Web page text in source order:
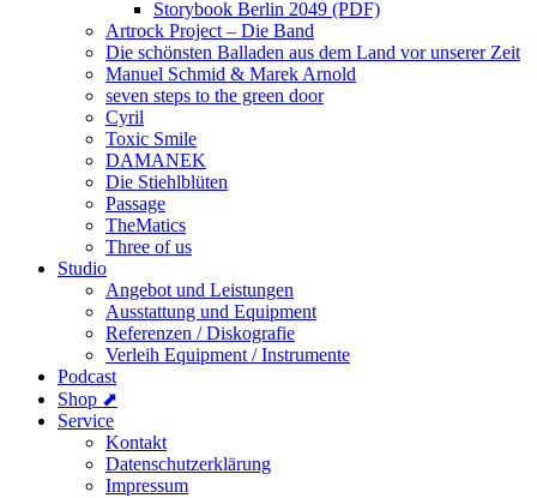
Storybook Berlin 2049 (PDF)
Artrock Project – Die Band
Die schönsten Balladen aus dem Land vor unserer Zeit
Manuel Schmid & Marek Arnold
seven steps to the green door
Cyril
Toxic Smile
DAMANEK
Die Stiehlblüten
Passage
TheMatics
Three of us
Studio
Angebot und Leistungen
Ausstattung und Equipment
Referenzen / Diskografie
Verleih Equipment / Instrumente
Podcast
Shop ⬈
Service
Kontakt
Datenschutzerklärung
Impressum